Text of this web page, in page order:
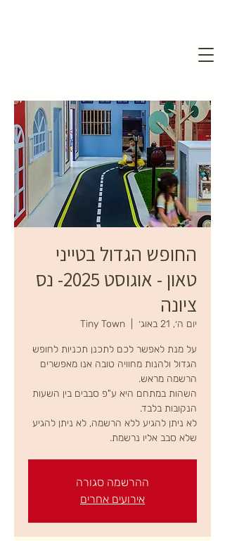
החופש הגדול בטייני
טאון - אוגוסט 2025- נס
ציונה
יום ה׳, 21 באוג׳ Tiny Town
על מנת לאפשר לכם לתכנן תכניות לחופש
הגדול ולהנות מחוויה טובה אנו מאפשרים
השהות במתחם היא ע"פ סבבים בין השעות
לא ניתן להגיע ללא הרשמה, לא ניתן להגיע
שלא סבב אליו נרשמת.
ההרשמה סגורה
אירועים אחרים